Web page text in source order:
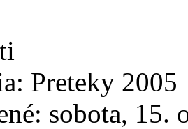
Preteky 2005
sobota, 15.